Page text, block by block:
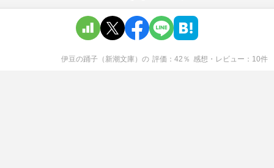
伊豆の踊子（新潮文庫） の 評価 42 ％ 感想・レビュー 10件